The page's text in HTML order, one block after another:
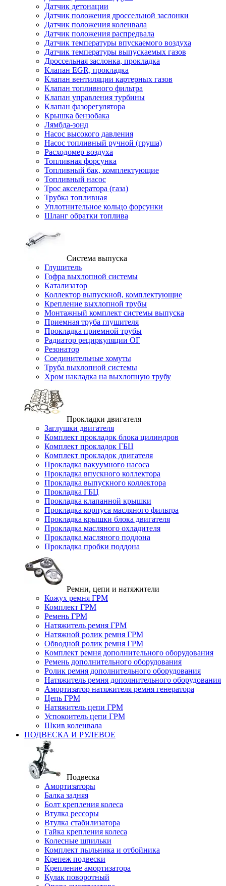
Датчик детонации
Датчик положения дроссельной заслонки
Датчик положения коленвала
Датчик положения распредвала
Датчик температуры впускаемого воздуха
Датчик температуры выпускаемых газов
Дроссельная заслонка, прокладка
Клапан EGR, прокладка
Клапан вентиляции картерных газов
Клапан топливного фильтра
Клапан управления турбины
Клапан фазорегулятора
Крышка бензобака
Лямбда-зонд
Насос высокого давления
Насос топливный ручной (груша)
Расходомер воздуха
Топливная форсунка
Топливный бак, комплектующие
Топливный насос
Трос акселератора (газа)
Трубка топливная
Уплотнительное кольцо форсунки
Шланг обратки топлива
Система выпуска
Глушитель
Гофра выхлопной системы
Катализатор
Коллектор выпускной, комплектующие
Крепление выхлопной трубы
Монтажный комплект системы выпуска
Приемная труба глушителя
Прокладка приемной трубы
Радиатор рециркуляции ОГ
Резонатор
Соединительные хомуты
Труба выхлопной системы
Хром накладка на выхлопную трубу
Прокладки двигателя
Заглушки двигателя
Комплект прокладок блока цилиндров
Комплект прокладок ГБЦ
Комплект прокладок двигателя
Прокладка вакуумного насоса
Прокладка впускного коллектора
Прокладка выпускного коллектора
Прокладка ГБЦ
Прокладка клапанной крышки
Прокладка корпуса масляного фильтра
Прокладка крышки блока двигателя
Прокладка масляного охладителя
Прокладка масляного поддона
Прокладка пробки поддона
Ремни, цепи и натяжители
Кожух ремня ГРМ
Комплект ГРМ
Ремень ГРМ
Натяжитель ремня ГРМ
Натяжной ролик ремня ГРМ
Обводной ролик ремня ГРМ
Комплект ремня дополнительного оборудования
Ремень дополнительного оборудования
Ролик ремня дополнительного оборудования
Натяжитель ремня дополнительного оборудования
Амортизатор натяжителя ремня генератора
Цепь ГРМ
Натяжитель цепи ГРМ
Успокоитель цепи ГРМ
Шкив коленвала
ПОДВЕСКА И РУЛЕВОЕ
Подвеска
Амортизаторы
Балка задняя
Болт крепления колеса
Втулка рессоры
Втулка стабилизатора
Гайка крепления колеса
Колесные шпильки
Комплект пыльника и отбойника
Крепеж подвески
Крепление амортизатора
Кулак поворотный